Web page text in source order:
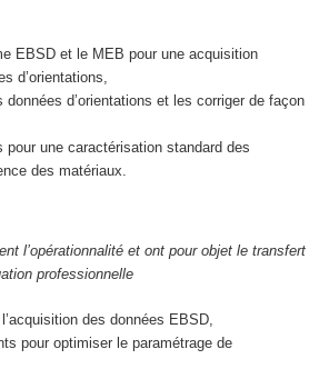
EBSD et le MEB pour une acquisition
d’orientations,
données d’orientations et les corriger de façon
pour une caractérisation standard des
des matériaux.
l’opérationnalité et ont pour objet le transfert
professionnelle
des données EBSD,
pour optimiser le paramétrage de